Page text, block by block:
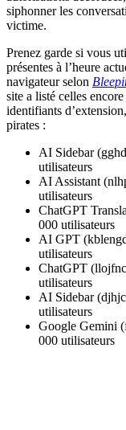
siphonner les
victime.
Prenez garde si vous
présentes à l’heure
navigateur selon
site a listé celles
identifiants
pirates :
AI Sidebar
utilisateurs
AI Assistant
utilisateurs
ChatGPT
000 utilisateurs
AI GPT
utilisateurs
ChatGPT
utilisateurs
AI Sidebar
utilisateurs
Google Gemini
000 utilisateurs